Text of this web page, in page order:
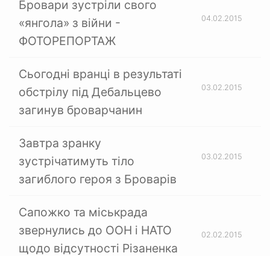
Бровари зустріли свого
«янгола» з війни -
ФОТОРЕПОРТАЖ
04.02.2015
Сьогодні вранці в результаті
обстрілу під Дебальцево
загинув броварчанин
03.02.2015
Завтра зранку
зустрічатимуть тіло
загиблого героя з Броварів
03.02.2015
Сапожко та міськрада
звернулись до ООН і НАТО
щодо відсутності Різаненка
02.02.2015